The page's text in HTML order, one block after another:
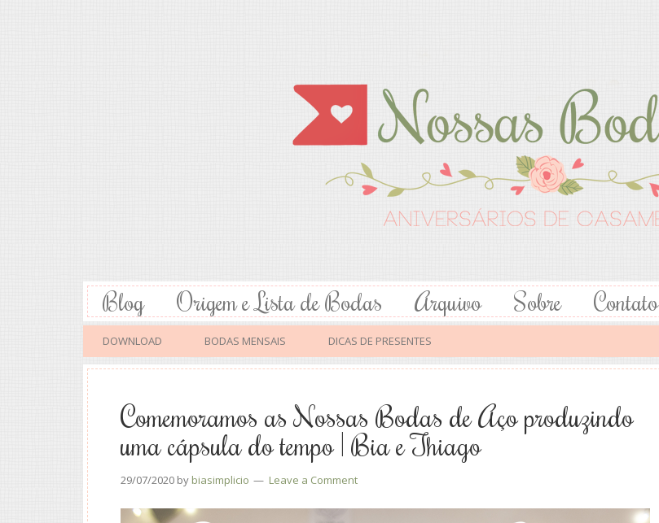
Blog Origem e Lista de Bodas Arquivo Sobre Contato
DOWNLOAD BODAS MENSAIS DICAS DE PRESENTES
Comemoramos as Nossas Bodas de Aço produzindo
uma cápsula do tempo | Bia e Thiago
29/07/2020 by biasimplicio Leave a Comment